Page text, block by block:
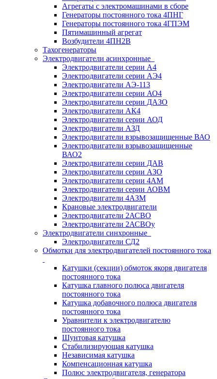
Агрегаты с электромашинами в сборе
Генераторы постоянного тока 4ПНГ
Генераторы постоянного тока 4ГПЭМ
Пятимашинный агрегат
Возбудители 4ПН2В
Тахогенераторы
Электродвигатели асинхронные
Электродвигатели серии А4
Электродвигатели серии АЭ4
Электродвигатели АЭ-113
Электродвигатели серии АО4
Электродвигатели серии ДАЗО
Электродвигатели АК4
Электродвигатели серии АОД
Электродвигатели АЗД
Электродвигатели взрывозащищенные ВАО
Электродвигатели взрывозащищенные
ВАО2
Электродвигатели серии ДАВ
Электродвигатели серии АЗО
Электродвигатели серии 4АМ
Электродвигатели серии АОВМ
Электродвигатели 4АЗМ
Крановые электродвигатели
Электродвигатели 2АСВО
Электродвигатели 2АСВОу
Электродвигатели синхронные
Электродвигатели СД2
Обмотки для электродвигателей постоянного тока
Катушки (секции) обмоток якоря двигателя
постоянного тока
Катушка главного полюса двигателя
постоянного тока
Катушка добавочного полюса двигателя
постоянного тока
Уравнители к электродвигателю
постоянного тока
Шунтовая катушка
Стабилизирующая катушка
Независимая катушка
Компенсационная катушка
Полюс электродвигателя, генератора